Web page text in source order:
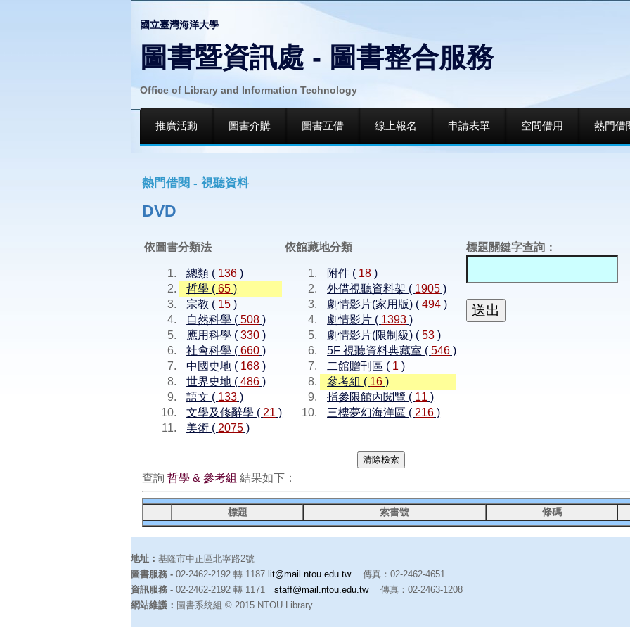
國立臺灣海洋大學
圖書暨資訊處 - 圖書整合服務
Office of Library and Information Technology
推廣活動 圖書介購 圖書互借 線上報名 申請表單 空間借用 熱門借
熱門借閱 - 視聽資料
DVD
依圖書分類法
總類 ( 136 )
哲學 (65 )
宗教 ( 15 )
自然科學 (508 )
應用科學 (330 )
社會科學 (660 )
中國史地 ( 168 )
世界史地 (486 )
語文 ( 133 )
文學及修辭學 ( 21 )
美術 ( 2075 )
依館藏地分類
附件 ( 18 )
外借視聽資料架 ( 1905 )
劇情影片(家用版) (494 )
劇情影片 ( 1393 )
劇情影片(限制級) (53 )
5F 視聽資料典藏室 (546 )
二館贈刊區 ( 1 )
參考組 ( 16 )
指參限館內閱覽 ( 11 )
三樓夢幻海洋區 ( 216 )
標題關鍵字查詢：
查詢哲學 & 參考組 結果如下：
標題 索書號 條碼
地址：基隆市中正區北寧路2號
圖書服務 -02-2462-2192 轉 1187 lit@mail.ntou.edu.tw傳真：02-2462-4651
資訊服務 -02-2462-2192 轉 1171staff@mail.ntou.edu.tw傳真：02-2463-1208
網站維護： 圖書系統組 © 2015 NTOU Library